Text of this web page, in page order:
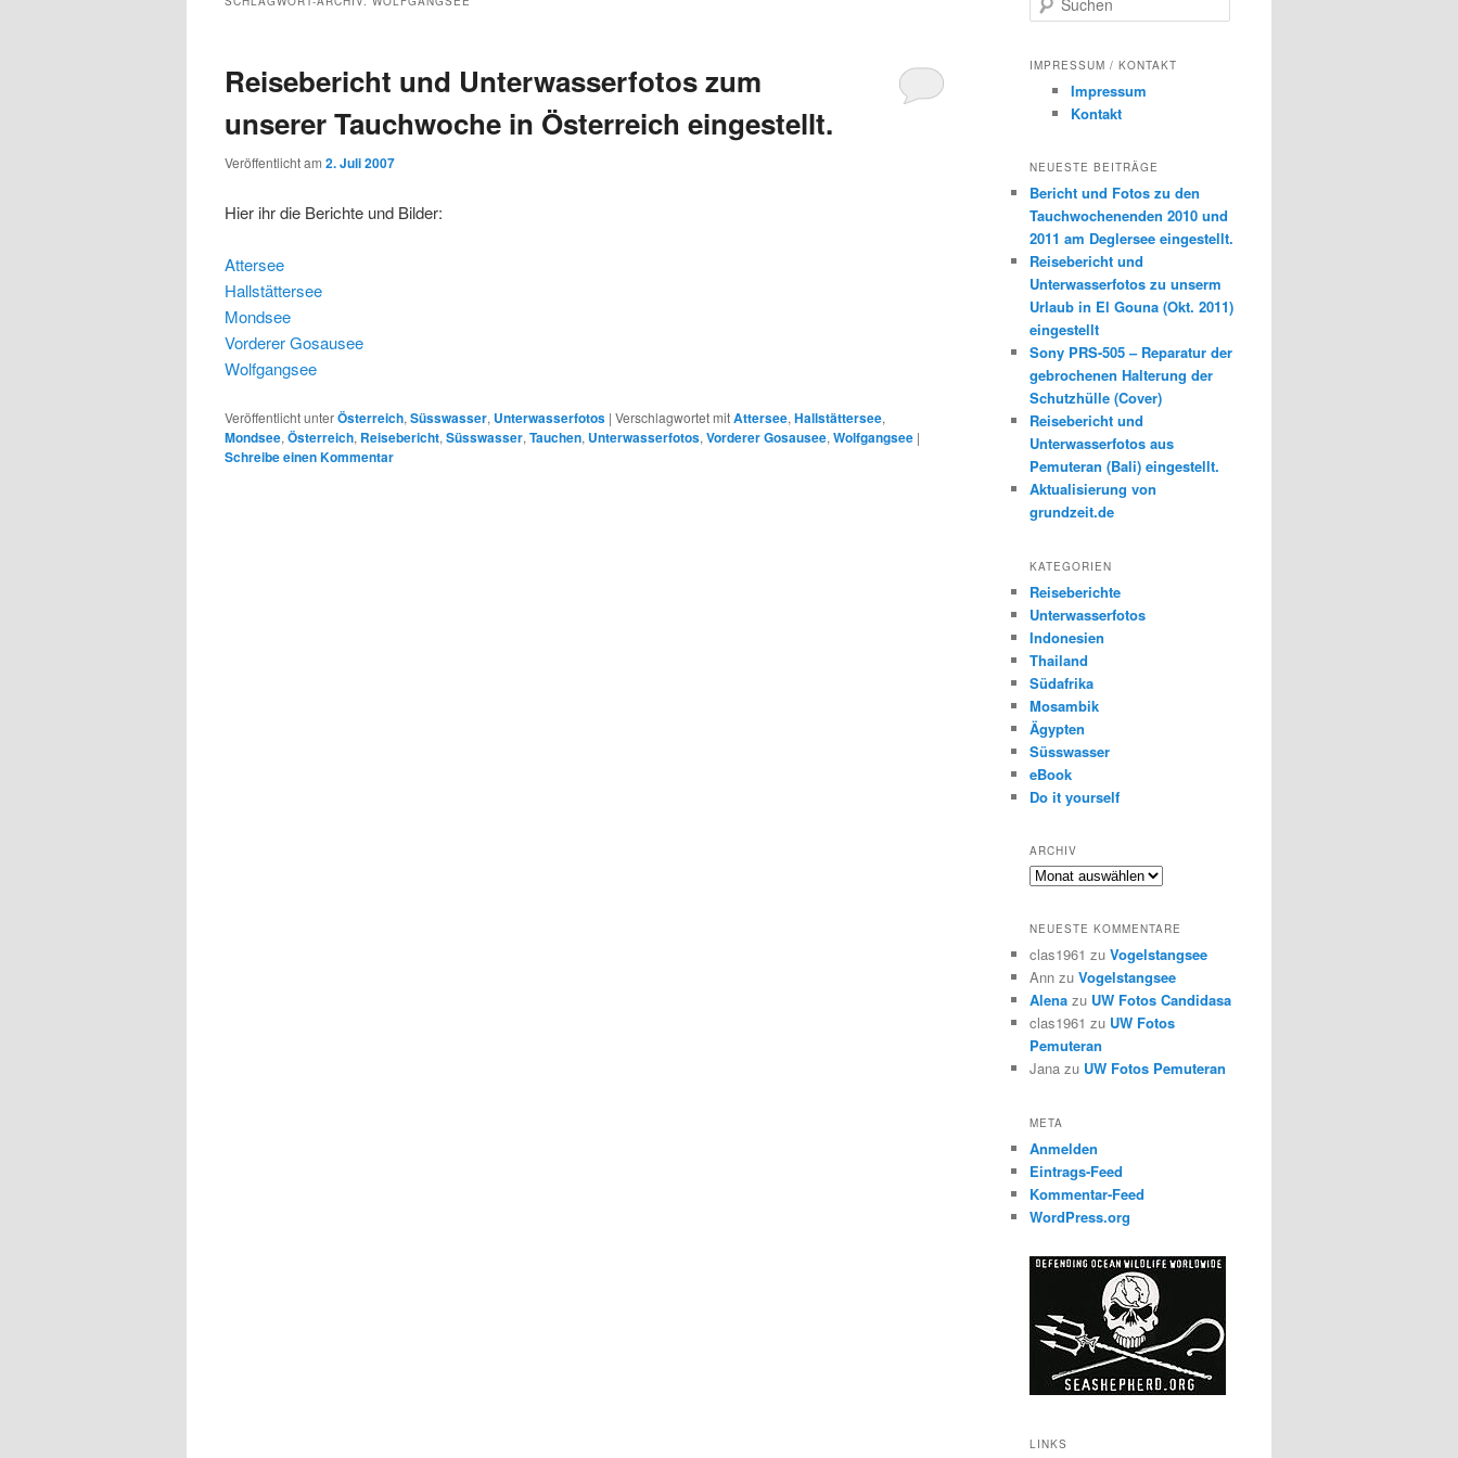
springen
springen
Reisebericht und Unterwasserfotos zum
unserer Tauchwoche in Österreich eingestellt.
Veröffentlicht am 2. Juli 2007
Hier ihr die Berichte und Bilder:
Attersee
Hallstättersee
Mondsee
Vorderer Gosausee
Wolfgangsee
Veröffentlicht unterÖsterreich, Süsswasser, Unterwasserfotos | Verschlagwortet mitAttersee, Hallstättersee,
Mondsee, Österreich, Reisebericht, Süsswasser, Tauchen, Unterwasserfotos, Vorderer Gosausee, Wolfgangsee |
Schreibe einen Kommentar
u
h
IMPRESSUM / KONTAKT
Impressum
Kontakt
NEUESTE BEITRÄGE
Bericht und Fotos zu den
Tauchwochenenden 2010 und
2011 am Deglersee eingestellt.
Reisebericht und
Unterwasserfotos zu unserm
Urlaub in El Gouna (Okt. 2011)
eingestellt
Sony PRS-505 – Reparatur der
gebrochenen Halterung der
Schutzhülle (Cover)
Reisebericht und
Unterwasserfotos aus
Pemuteran (Bali) eingestellt.
Aktualisierung von
grundzeit.de
KATEGORIEN
Reiseberichte
Unterwasserfotos
Indonesien
Thailand
Südafrika
Mosambik
Ägypten
Süsswasser
eBook
Do it yourself
ARCHIV
Archiv
NEUESTE KOMMENTARE
clas1961 zu Vogelstangsee
Ann zu Vogelstangsee
Alena zu UW Fotos Candidasa
clas1961 zu UW Fotos
Pemuteran
Jana zu UW Fotos Pemuteran
META
Anmelden
Eintrags-Feed
Kommentar-Feed
WordPress.org
LINKS